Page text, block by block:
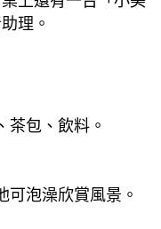
理。
茶包、飲料。
可泡澡欣賞風景。